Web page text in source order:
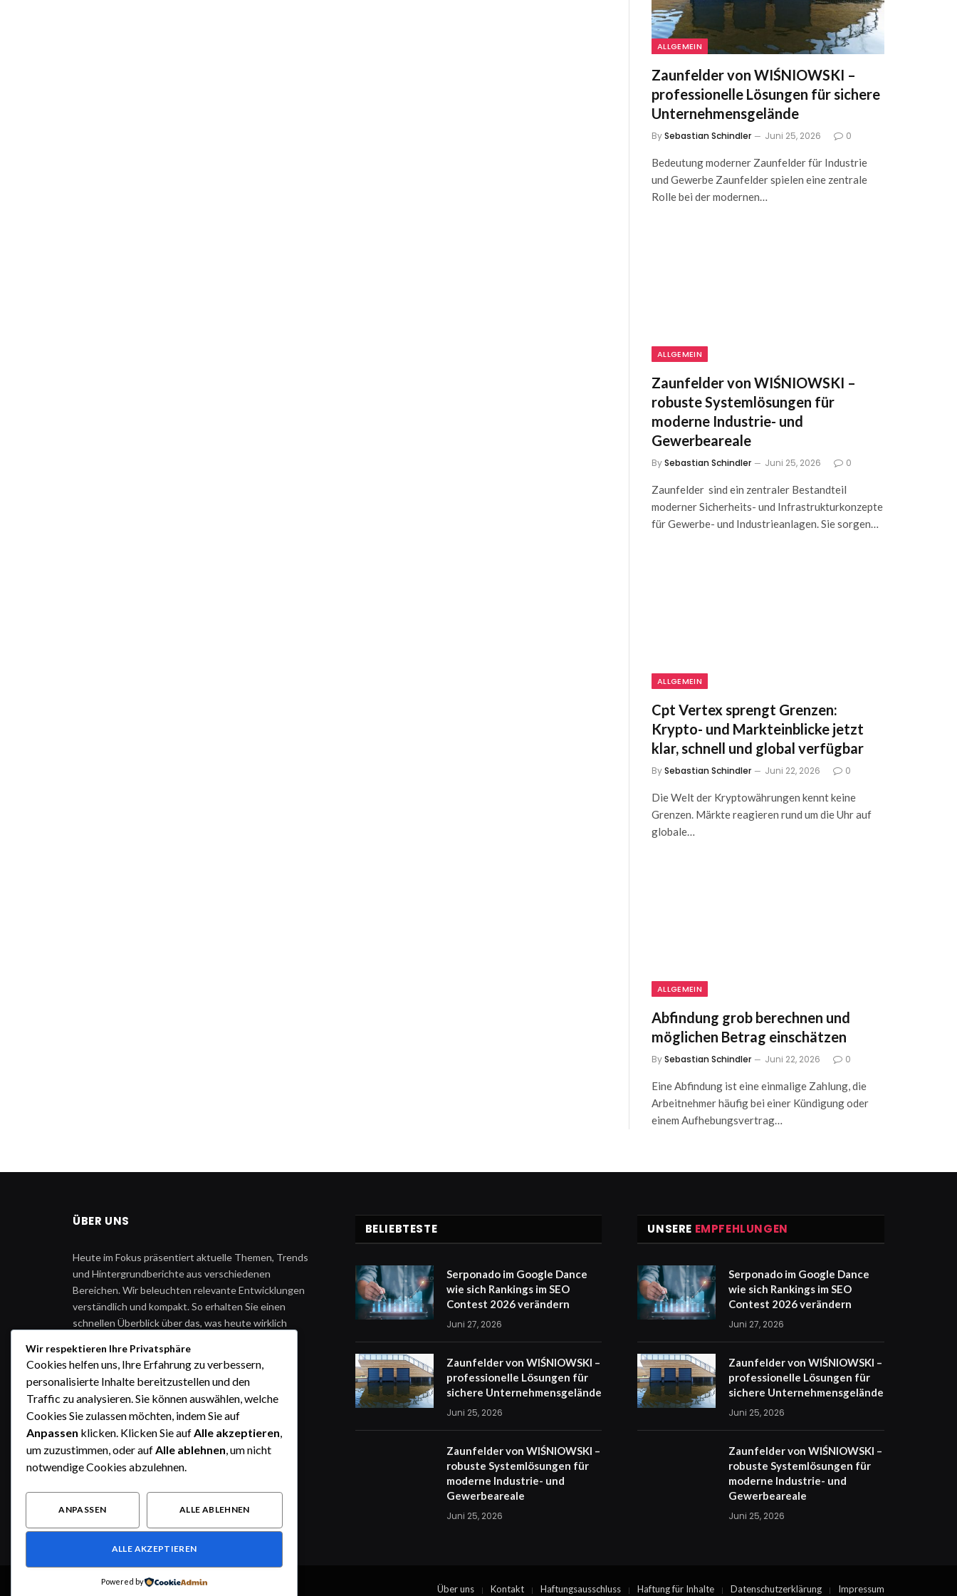
ALLGEMEIN
Zaunfelder von WIŚNIOWSKI –
professionelle Lösungen für sichere
Unternehmensgelände
BySebastian Schindler Juni 25, 2026 0
Bedeutung moderner Zaunfelder für Industrie
und Gewerbe Zaunfelder spielen eine zentrale
Rolle bei der modernen…
ALLGEMEIN
Zaunfelder von WIŚNIOWSKI –
robuste Systemlösungen für
moderne Industrie- und
Gewerbeareale
BySebastian Schindler Juni 25, 2026 0
Zaunfelder sind ein zentraler Bestandteil
moderner Sicherheits- und Infrastrukturkonzepte
für Gewerbe- und Industrieanlagen. Sie sorgen…
ALLGEMEIN
Cpt Vertex sprengt Grenzen:
Krypto- und Markteinblicke jetzt
klar, schnell und global verfügbar
BySebastian Schindler Juni 22, 2026 0
Die Welt der Kryptowährungen kennt keine
Grenzen. Märkte reagieren rund um die Uhr auf
globale…
ALLGEMEIN
Abfindung grob berechnen und
möglichen Betrag einschätzen
BySebastian Schindler Juni 22, 2026 0
Eine Abfindung ist eine einmalige Zahlung, die
Arbeitnehmer häufig bei einer Kündigung oder
einem Aufhebungsvertrag…
ÜBER UNS
Heute im Fokus präsentiert aktuelle Themen, Trends
und Hintergrundberichte aus verschiedenen
Bereichen. Wir beleuchten relevante Entwicklungen
verständlich und kompakt. So erhalten Sie einen
schnellen Überblick über das, was heute wirklich
BELIEBTESTE
Serponado im Google Dance
wie sich Rankings im SEO
Contest 2026 verändern
Juni 27, 2026
Zaunfelder von WIŚNIOWSKI –
professionelle Lösungen für
sichere Unternehmensgelände
Juni 25, 2026
Zaunfelder von WIŚNIOWSKI –
robuste Systemlösungen für
moderne Industrie- und
Gewerbeareale
Juni 25, 2026
UNSERE EMPFEHLUNGEN
Serponado im Google Dance
wie sich Rankings im SEO
Contest 2026 verändern
Juni 27, 2026
Zaunfelder von WIŚNIOWSKI –
professionelle Lösungen für
sichere Unternehmensgelände
Juni 25, 2026
Zaunfelder von WIŚNIOWSKI –
robuste Systemlösungen für
moderne Industrie- und
Gewerbeareale
Juni 25, 2026
© 2026 Alle Rechte vorbehalten. Über uns Kontakt Haftungsausschluss Haftung für Inhalte Datenschutzerklärung Impressum
Wir respektieren Ihre Privatsphäre
Cookies helfen uns, Ihre Erfahrung zu verbessern,
personalisierte Inhalte bereitzustellen und den
Traffic zu analysieren. Sie können auswählen, welche
Cookies Sie zulassen möchten, indem Sie auf
Anpassen klicken. Klicken Sie auf Alle akzeptieren
um zuzustimmen, oder auf Alle ablehnen , um nicht
notwendige Cookies abzulehnen.
ANPASSEN ALLE ABLEHNEN
ALLE AKZEPTIEREN
Powered by